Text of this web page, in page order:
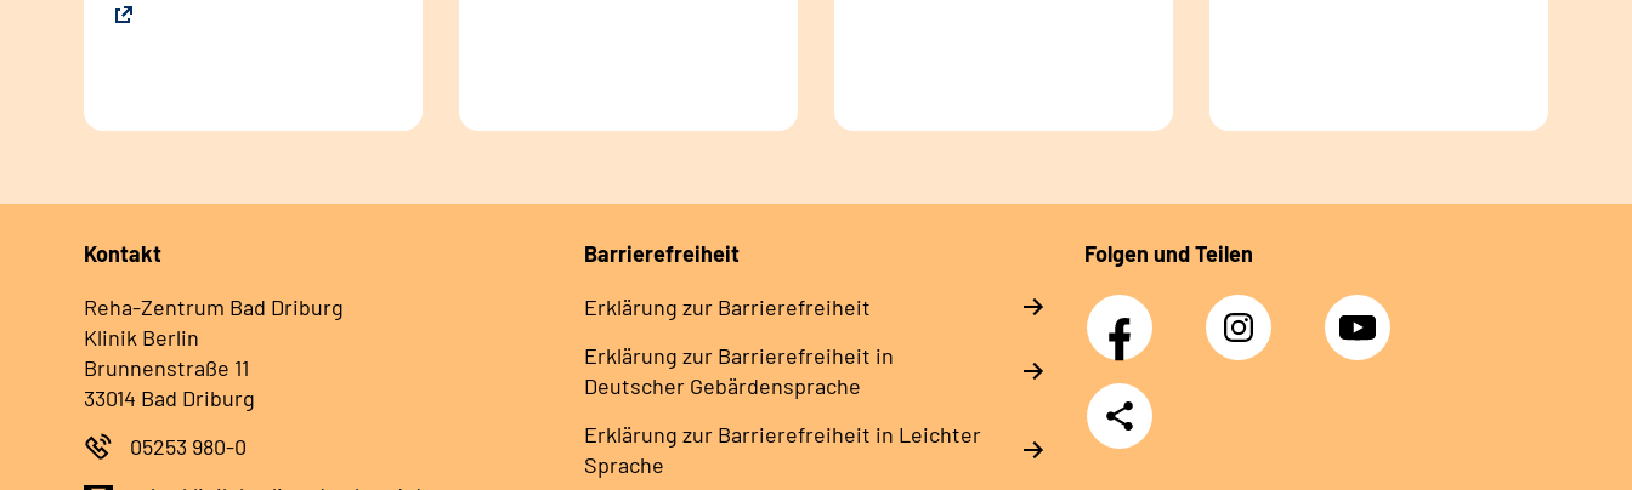
Kontakt
Reha-Zentrum Bad Driburg
Klinik Berlin
Brunnenstraße 11
33014 Bad Driburg
05253 980-0
Barrierefreiheit
Erklärung zur Barrierefreiheit
Erklärung zur Barrierefreiheit in
Deutscher Gebärdensprache
Erklärung zur Barrierefreiheit in Leichter
Sprache
Folgen und Teilen
Facebook Instagram YouTube
Teilen